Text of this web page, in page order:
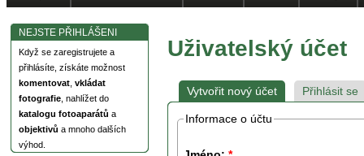
NEJSTE PŘIHLÁŠENI
Když se zaregistrujete a
přihlásíte, získáte možnost
komentovat vkládat
fotografie , nahlížet do
katalogu fotoaparátů a
objektivů a mnoho dalších
výhod.
Uživatelský účet
Vytvořit nový účet Přihlásit se
Informace o účtu